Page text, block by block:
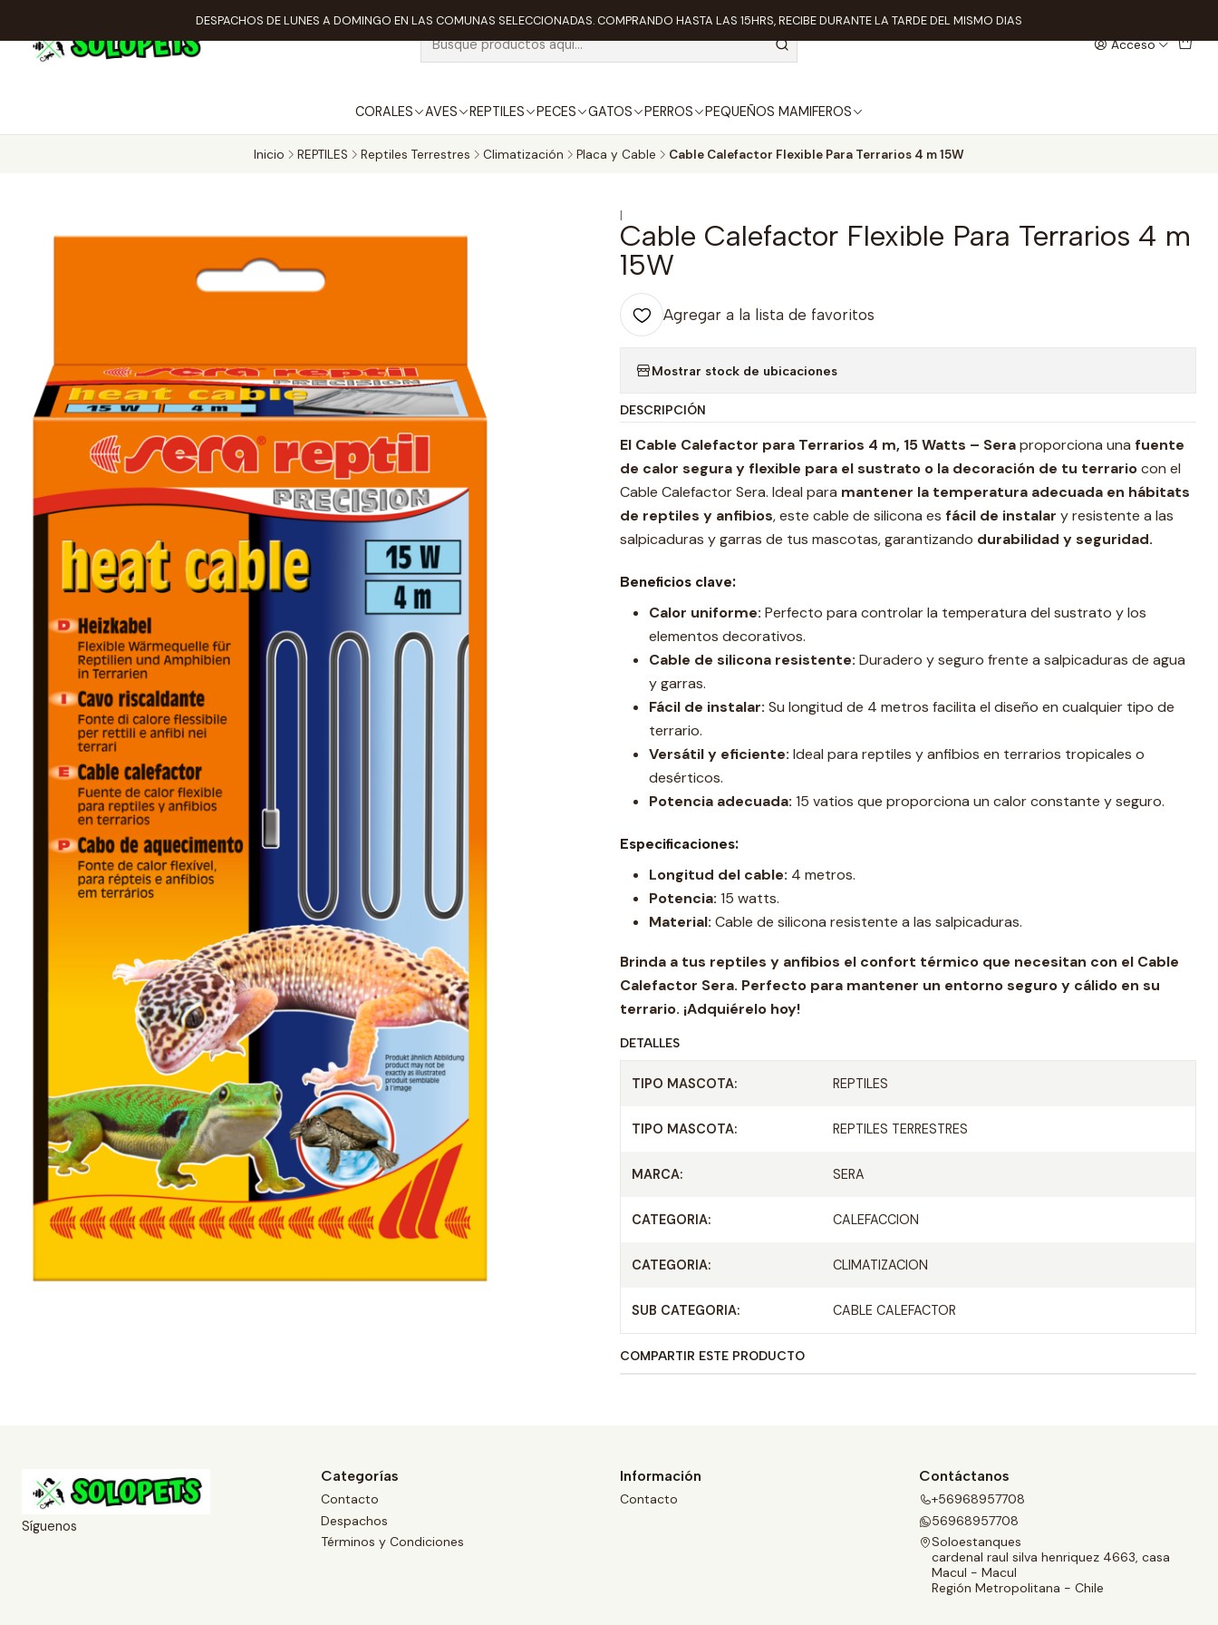
Acceso
CORALES AVES REPTILES PECES GATOS PERROS PEQUEÑOS MAMIFEROS
DESPACHOS DE LUNES A DOMINGO EN LAS COMUNAS SELECCIONADAS. COMPRANDO HASTA LAS 15HRS, RECIBE DURANTE LA TARDE DEL MISMO DIAS
Inicio REPTILES Reptiles Terrestres Climatización Placa y Cable Cable Calefactor Flexible Para Terrarios 4 m 15W
|
Cable Calefactor Flexible Para Terrarios 4 m
15W
Agregar a la lista de favoritos
Mostrar stock de ubicaciones
DESCRIPCIÓN
El Cable Calefactor para Terrarios 4 m, 15 Watts – Seraproporciona una fuente
de calor segura y flexible para el sustrato o la decoración de tu terrariocon el
Cable Calefactor Sera. Ideal para mantener la temperatura adecuada en hábitats
de reptiles y anfibios, este cable de silicona es fácil de instalar y resistente a las
salpicaduras y garras de tus mascotas, garantizando durabilidad y seguridad.
Beneficios clave:
Calor uniforme: Perfecto para controlar la temperatura del sustrato y los
elementos decorativos.
Cable de silicona resistente: Duradero y seguro frente a salpicaduras de agua
y garras.
Fácil de instalar: Su longitud de 4 metros facilita el diseño en cualquier tipo de
terrario.
Versátil y eficiente: Ideal para reptiles y anfibios en terrarios tropicales o
desérticos.
Potencia adecuada: 15 vatios que proporciona un calor constante y seguro.
Especificaciones:
Longitud del cable: 4 metros.
Potencia: 15 watts.
Material: Cable de silicona resistente a las salpicaduras.
Brinda a tus reptiles y anfibios el confort térmico que necesitan con el Cable
Calefactor Sera. Perfecto para mantener un entorno seguro y cálido en su
terrario. ¡Adquiérelo hoy!
DETALLES
TIPO MASCOTA: REPTILES
TIPO MASCOTA: REPTILES TERRESTRES
MARCA: SERA
CATEGORIA: CALEFACCION
CATEGORIA: CLIMATIZACION
SUB CATEGORIA: CABLE CALEFACTOR
COMPARTIR ESTE PRODUCTO
Síguenos
Categorías
Contacto
Despachos
Términos y Condiciones
Información
Contacto
Contáctanos
+56968957708
56968957708
Soloestanques
cardenal raul silva henriquez 4663, casa
Macul - Macul
Región Metropolitana - Chile